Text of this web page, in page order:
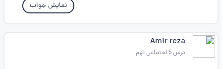
نمایش جواب
Amir reza
درس 5 اجتماعی نهم